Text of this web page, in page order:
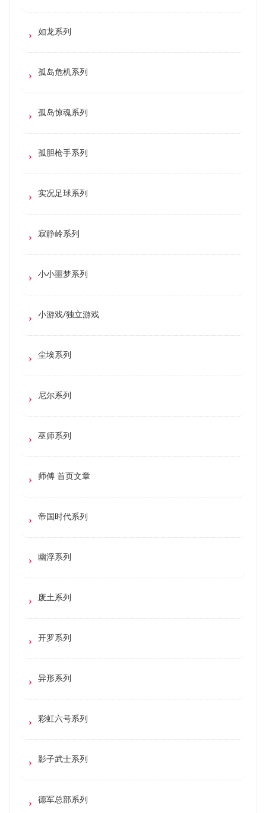
如龙系列
孤岛危机系列
孤岛惊魂系列
孤胆枪手系列
实况足球系列
寂静岭系列
小小噩梦系列
小游戏/独立游戏
尘埃系列
尼尔系列
巫师系列
师傅 首页文章
帝国时代系列
幽浮系列
废土系列
开罗系列
异形系列
彩虹六号系列
影子武士系列
德军总部系列